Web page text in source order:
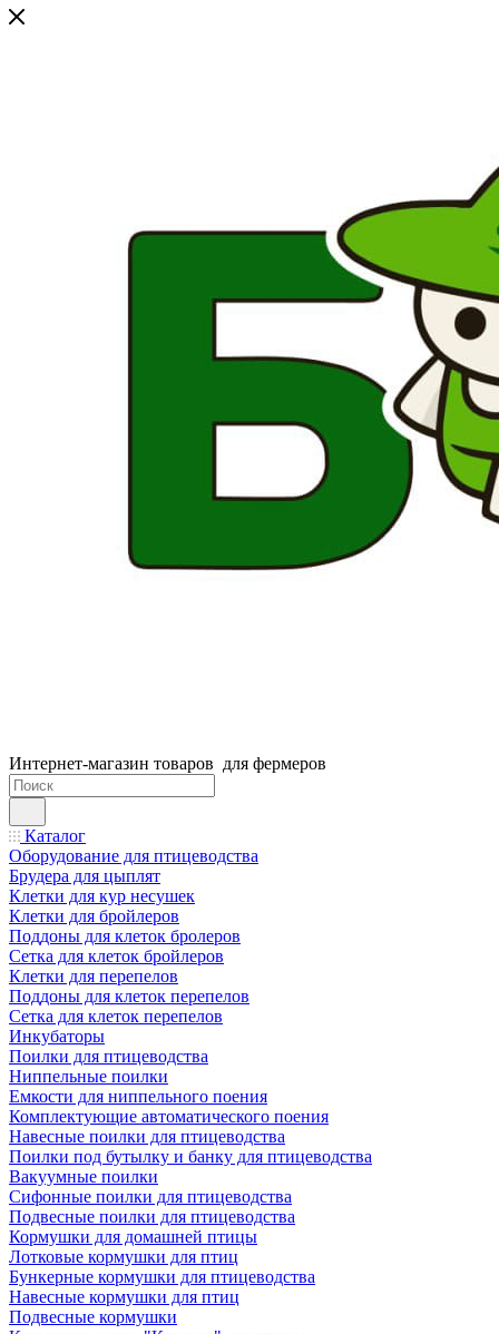
Интернет-магазин товаров для фермеров
Каталог
Оборудование для птицеводства
Брудера для цыплят
Клетки для кур несушек
Клетки для бройлеров
Поддоны для клеток бролеров
Сетка для клеток бройлеров
Клетки для перепелов
Поддоны для клеток перепелов
Сетка для клеток перепелов
Инкубаторы
Поилки для птицеводства
Ниппельные поилки
Емкости для ниппельного поения
Комплектующие автоматического поения
Навесные поилки для птицеводства
Поилки под бутылку и банку для птицеводства
Вакуумные поилки
Сифонные поилки для птицеводства
Подвесные поилки для птицеводства
Кормушки для домашней птицы
Лотковые кормушки для птиц
Бункерные кормушки для птицеводства
Навесные кормушки для птиц
Подвесные кормушки